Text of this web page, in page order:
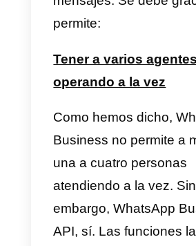
negativamente
consecuencia,
¿Cómo
sobrecarga
WhatsApp